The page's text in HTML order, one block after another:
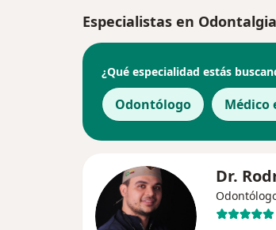
Especialistas en
¿Qué especialidad estás
Odontólogo Médico
Dr.